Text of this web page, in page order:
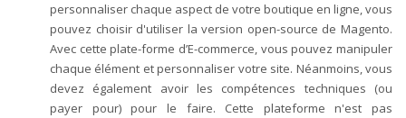
personnaliser chaque aspect de votre boutique en ligne, vous
pouvez choisir d'utiliser la version open-source de Magento.
Avec cette plate-forme d’E-commerce, vous pouvez manipuler
chaque élément et personnaliser votre site. Néanmoins, vous
devez également avoir les compétences techniques (ou
payer pour) pour le faire. Cette plateforme n'est pas